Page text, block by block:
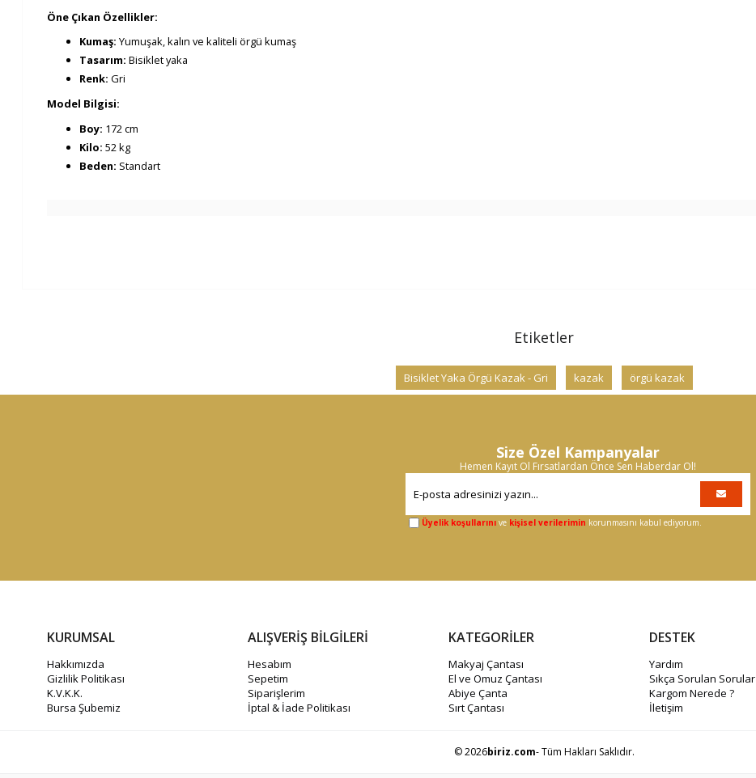
Öne Çıkan Özellikler:
Kumaş: Yumuşak, kalın ve kaliteli örgü kumaş
Tasarım: Bisiklet yaka
Renk: Gri
Model Bilgisi:
Boy: 172 cm
Kilo: 52 kg
Beden: Standart
Etiketler
Bisiklet Yaka Örgü Kazak - Gri kazak örgü kazak
Size Özel Kampanyalar
Hemen Kayıt Ol Fırsatlardan Önce Sen Haberdar Ol!
Üyelik koşullarınıve kişisel verilerimin korunmasını kabul ediyorum.
KURUMSAL
Hakkımızda
Gizlilik Politikası
K.V.K.K.
Bursa Şubemiz
ALIŞVERİŞ BİLGİLERİ
Hesabım
Sepetim
Siparişlerim
İptal & İade Politikası
KATEGORİLER
Makyaj Çantası
El ve Omuz Çantası
Abiye Çanta
Sırt Çantası
DESTEK
Yardım
Sıkça Sorulan Sorular
Kargom Nerede ?
İletişim
© 2026biriz.com- Tüm Hakları Saklıdır.